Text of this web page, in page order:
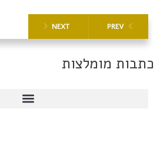
PREV
NEXT
כתבות מומלצות